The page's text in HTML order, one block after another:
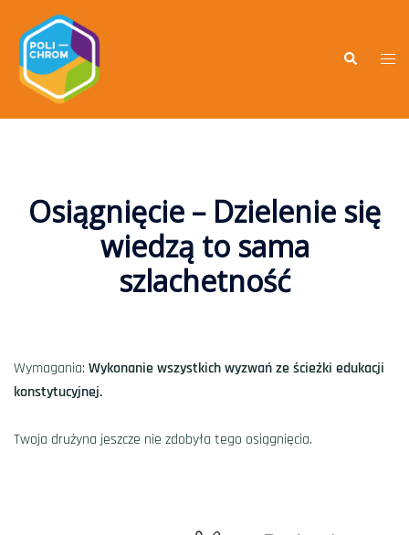
Osiągnięcie – Dzielenie się
wiedzą to sama
szlachetność
Wymagania: Wykonanie wszystkich wyzwań ze ścieżki edukacji
konstytucyjnej.
Twoja drużyna jeszcze nie zdobyła tego osiągnięcia.